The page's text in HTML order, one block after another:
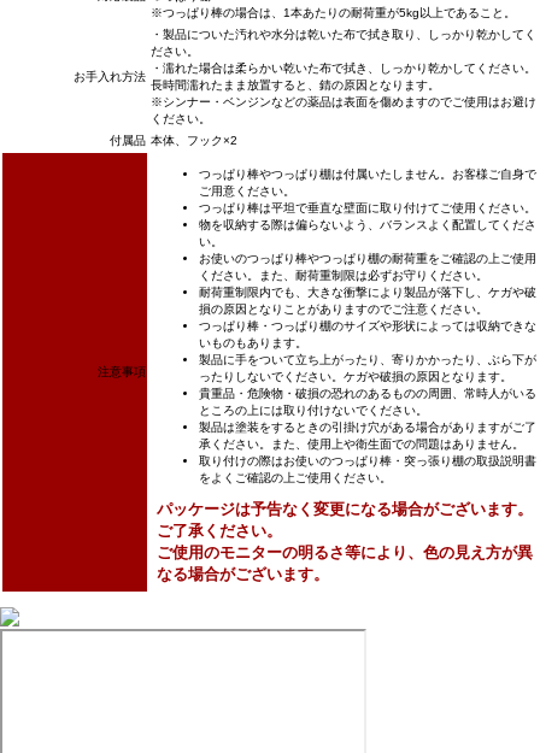
※つっぱり棒の場合は、1本あたりの耐荷重が5kg以上であること。
お手入れ方法
・製品についた汚れや水分は乾いた布で拭き取り、しっかり乾かしてく
ださい。
・濡れた場合は柔らかい乾いた布で拭き、しっかり乾かしてください。
長時間濡れたまま放置すると、錆の原因となります。
※シンナー・ベンジンなどの薬品は表面を傷めますのでご使用はお避け
ください。
付属品 本体、フック×2
注意事項
つっぱり棒やつっぱり棚は付属いたしません。お客様ご自身で
ご用意ください。
つっぱり棒は平坦で垂直な壁面に取り付けてご使用ください。
物を収納する際は偏らないよう、バランスよく配置してくださ
い。
お使いのつっぱり棒やつっぱり棚の耐荷重をご確認の上ご使用
ください。また、耐荷重制限は必ずお守りください。
耐荷重制限内でも、大きな衝撃により製品が落下し、ケガや破
損の原因となりことがありますのでご注意ください。
つっぱり棒・つっぱり棚のサイズや形状によっては収納できな
いものもあります。
製品に手をついて立ち上がったり、寄りかかったり、ぶら下が
ったりしないでください。ケガや破損の原因となります。
貴重品・危険物・破損の恐れのあるものの周囲、常時人がいる
ところの上には取り付けないでください。
製品は塗装をするときの引掛け穴がある場合がありますがご了
承ください。また、使用上や衛生面での問題はありません。
取り付けの際はお使いのつっぱり棒・突っ張り棚の取扱説明書
をよくご確認の上ご使用ください。
パッケージは予告なく変更になる場合がございます。
ご了承ください。
ご使用のモニターの明るさ等により、色の見え方が異
なる場合がございます。